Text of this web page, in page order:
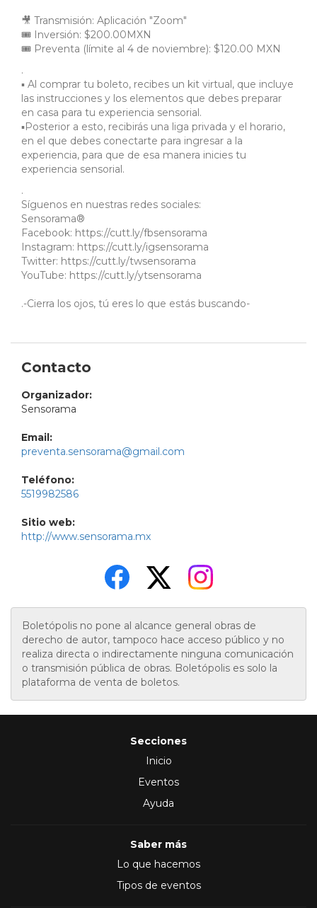
🎥 Transmisión: Aplicación "Zoom"
🎟 Inversión: $200.00MXN
🎟 Preventa (límite al 4 de noviembre): $120.00 MXN
.
▪️ Al comprar tu boleto, recibes un kit virtual, que incluye
las instrucciones y los elementos que debes preparar
en casa para tu experiencia sensorial.
▪️Posterior a esto, recibirás una liga privada y el horario,
en el que debes conectarte para ingresar a la
experiencia, para que de esa manera inicies tu
experiencia sensorial.
.
Síguenos en nuestras redes sociales:
Sensorama®
Facebook: https://cutt.ly/fbsensorama
Instagram: https://cutt.ly/igsensorama
Twitter: https://cutt.ly/twsensorama
YouTube: https://cutt.ly/ytsensorama
.-Cierra los ojos, tú eres lo que estás buscando-
Contacto
Organizador:
Sensorama
Email:
preventa.sensorama@gmail.com
Teléfono:
5519982586
Sitio web:
http://www.sensorama.mx
Boletópolis no pone al alcance general obras de
derecho de autor, tampoco hace acceso público y no
realiza directa o indirectamente ninguna comunicación
o transmisión pública de obras. Boletópolis es solo la
plataforma de venta de boletos.
Secciones
Inicio
Eventos
Ayuda
Saber más
Lo que hacemos
Tipos de eventos